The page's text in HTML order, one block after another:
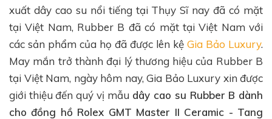
xuất dây cao su nổi tiếng tại Thụy Sĩ nay đã có mặt
tại Việt Nam, Rubber B đã có mặt tại Việt Nam với
các sản phẩm của họ đã được lên kệ Gia Bảo Luxury.
May mắn trở thành đại lý thương hiệu của Rubber B
tại Việt Nam, ngày hôm nay, Gia Bảo Luxury xin được
giới thiệu đến quý vị mẫu dây cao su Rubber B dành
cho đồng hồ Rolex GMT Master II Ceramic - Tang